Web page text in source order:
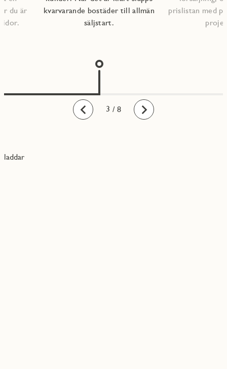
Bakåt
du är
kvarvarande bostäder till allmän
säljstart.
prislistan med
Framåt
1
2
3
4
5
6
7
8 / 8
laddar